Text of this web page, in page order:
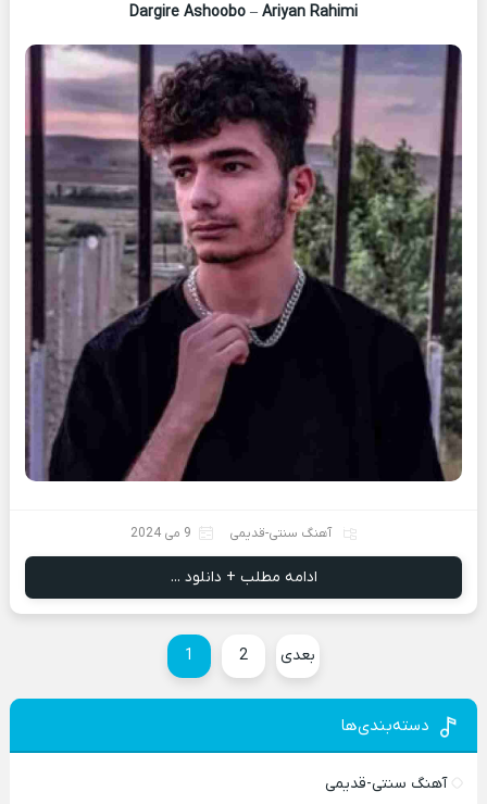
Dargire Ashoobo – Ariyan Rahimi
آهنگ سنتی-قدیمی 9 می 2024
ادامه مطلب + دانلود ...
1 2 بعدی
دسته‌بندی‌ها
آهنگ سنتی-قدیمی